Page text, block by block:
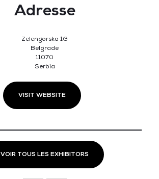
Adresse
Zelengorska 1G
Belgrade
11070
Serbia
VISIT WEBSITE
VOIR TOUS LES EXHIBITORS